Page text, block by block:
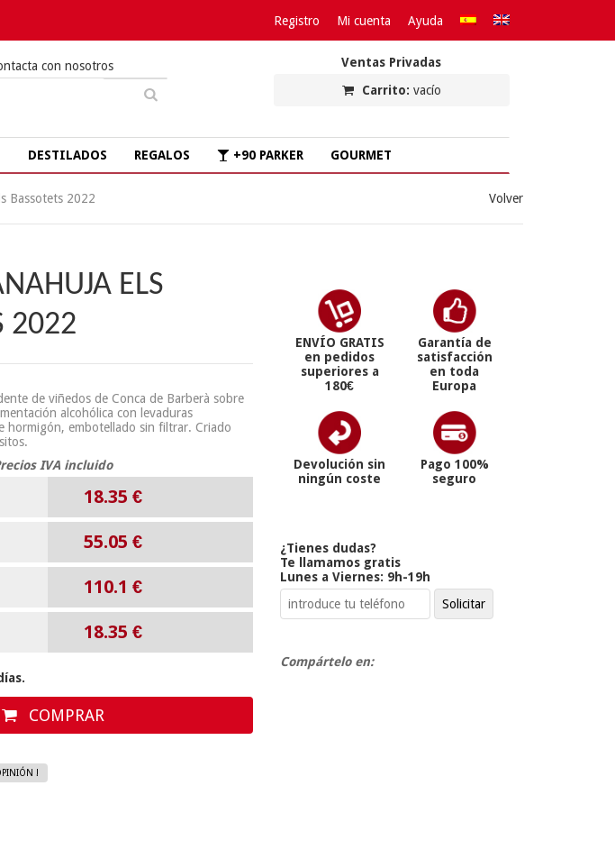
Registro Mi cuenta Ayuda
Ventas Privadas
Carrito: vacío
con nosotros
DESTILADOS REGALOS +90 PARKER GOURMET
Bassotets 2022 Volver
ELS
2022
de viñedos de Conca de Barberà sobre
alcohólica con levaduras
hormigón, embotellado sin filtrar. Criado
IVA incluido
18.35€
55.05€
110.1€
18.35€
COMPRAR
!
ENVÍO GRATIS
en pedidos
superiores a
180€
Garantía de
satisfacción
en toda
Europa
Devolución sin
ningún coste
Pago 100%
seguro
¿Tienes dudas?
Te llamamos gratis
Lunes a Viernes: 9h-19h
Compártelo en: